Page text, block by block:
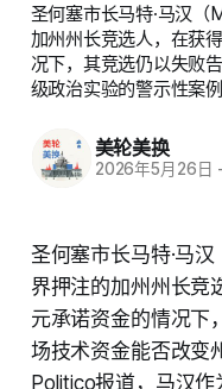
圣何塞市长马特·马汉
加州州长竞选人，在获
况下，其竞选仍以失败
级政治实验的警示性案例
美轮美换
2026年5月26日
圣何塞市长马特·马
界押注的加州州长竞
元承诺资金的情况下
场技术资金能否改变
Politico报道，马汉